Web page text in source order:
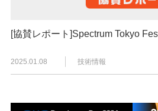
[協賛レポート]Spectrum Tokyo
2025.01.08 技術情報